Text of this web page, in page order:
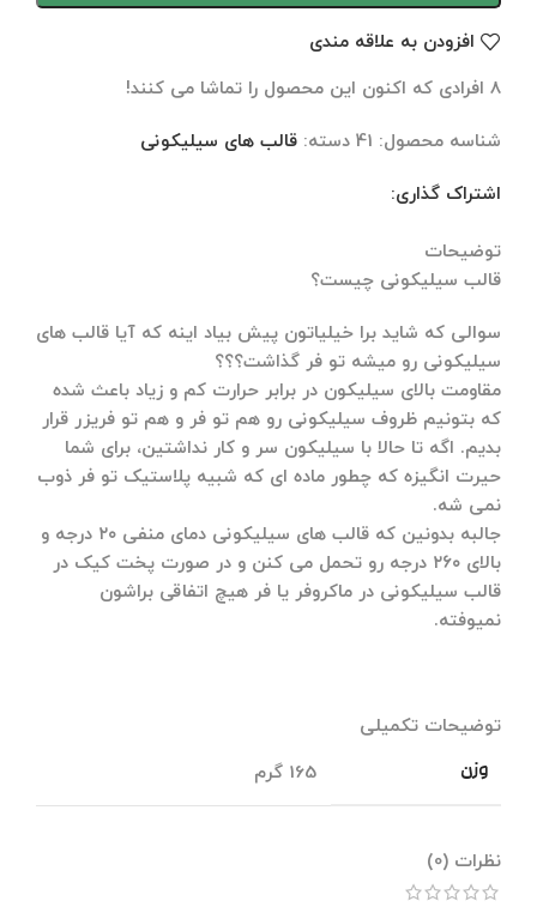
افزودن به علاقه مندی
8 افرادی که اکنون این محصول را تماشا می کنند!
شناسه محصول: 41 دسته: قالب های سیلیکونی
اشتراک گذاری:
توضیحات
قالب سیلیکونی چیست؟
سوالی که شاید برا خیلیاتون پیش بیاد اینه که آیا قالب های
سیلیکونی رو میشه تو فر گذاشت؟؟؟
مقاومت بالای سیلیکون در برابر حرارت کم و زیاد باعث شده
که بتونیم ظروف سیلیکونی رو هم تو فر و هم تو فریزر قرار
بدیم. اگه تا حالا با سیلیکون سر و کار نداشتین، برای شما
حیرت انگیزه که چطور ماده ای که شبیه پلاستیک تو فر ذوب
نمی شه.
جالبه بدونین که قالب های سیلیکونی دمای منفی ۲۰ درجه و
بالای ۲۶۰ درجه رو تحمل می کنن و در صورت پخت کیک در
قالب سیلیکونی در ماکروفر یا فر هیچ اتفاقی براشون
نمیوفته.
توضیحات تکمیلی
وزن
165 گرم
نظرات (0)